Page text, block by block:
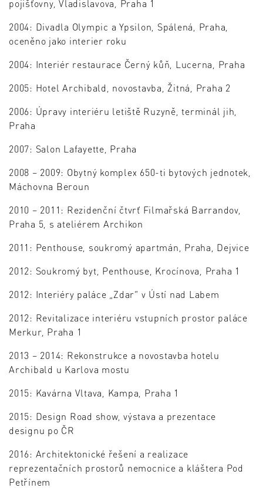
pojišťovny, Vladislavova, Praha 1
2004: Divadla Olympic a Ypsilon, Spálená, Praha,
oceněno jako interier roku
2004: Interiér restaurace Černý kůň, Lucerna, Praha
2005: Hotel Archibald, novostavba, Žitná, Praha 2
2006: Úpravy interiéru letiště Ruzyně, terminál jih,
Praha
2007: Salon Lafayette, Praha
2008 – 2009: Obytný komplex 650-ti bytových jednotek,
Máchovna Beroun
2010 – 2011: Rezidenční čtvrť Filmařská Barrandov,
Praha 5, s ateliérem Archikon
2011: Penthouse, soukromý apartmán, Praha, Dejvice
2012: Soukromý byt, Penthouse, Krocínova, Praha 1
2012: Interiéry paláce „Zdar“ v Ústí nad Labem
2012: Revitalizace interiéru vstupních prostor paláce
Merkur, Praha 1
2013 – 2014: Rekonstrukce a novostavba hotelu
Archibald u Karlova mostu
2015: Kavárna Vltava, Kampa, Praha 1
2015: Design Road show, výstava a prezentace
designu po ČR
2016: Architektonické řešení a realizace
reprezentačních prostorů nemocnice a kláštera Pod
Petřínem